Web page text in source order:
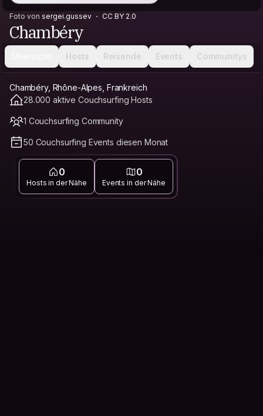
Foto von sergei.gussev CC BY 2.0
Chambéry
Hosts Reisende Events Communitys
Chambéry, Rhône-Alpes, Frankreich
28.000 aktive Couchsurfing Hosts
1 Couchsurfing Community
50 Couchsurfing Events diesen Monat
0
Hosts in der Nähe
0
Events in der Nähe